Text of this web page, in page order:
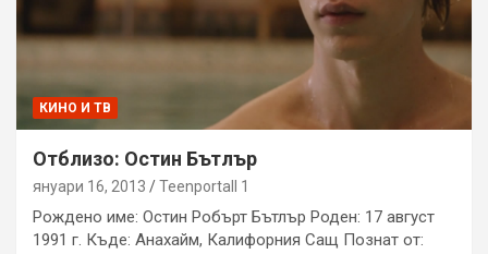
КИНО И ТВ
Отблизо: Остин Бътлър
януари 16, 2013 Teenportall 1
Рождено име: Остин Робърт Бътлър Роден: 17 август
1991 г. Къде: Анахайм, Калифорния Сащ Познат от: